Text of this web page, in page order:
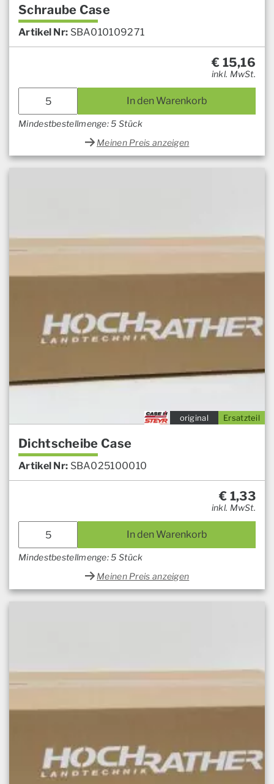
Schraube Case
Artikel Nr: SBA010109271
€ 15,16
inkl. MwSt.
In den Warenkorb
Mindestbestellmenge: 5 Stück
Meinen Preis anzeigen
Ersatzteil
original
Dichtscheibe Case
Artikel Nr: SBA025100010
€ 1,33
inkl. MwSt.
In den Warenkorb
Mindestbestellmenge: 5 Stück
Meinen Preis anzeigen